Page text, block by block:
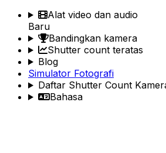
Alat video dan audio
Baru
Bandingkan kamera
Shutter count teratas
Blog
Simulator Fotografi
Daftar Shutter Count
Bahasa